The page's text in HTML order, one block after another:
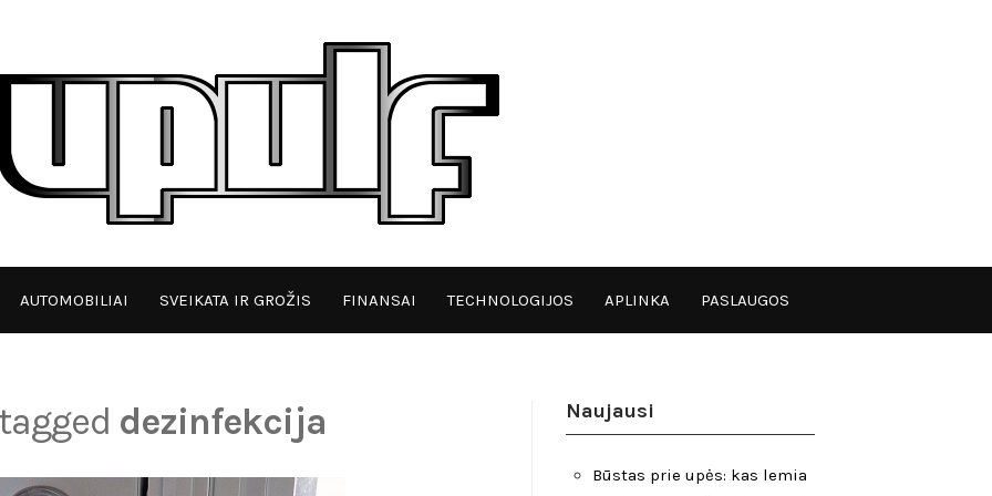
AUTOMOBILIAI SVEIKATA IR GROŽIS FINANSAI TECHNOLOGIJOS APLINKA PASLAUGOS
dezinfekcija Naujausi
Būstas prie upės: kas lemia